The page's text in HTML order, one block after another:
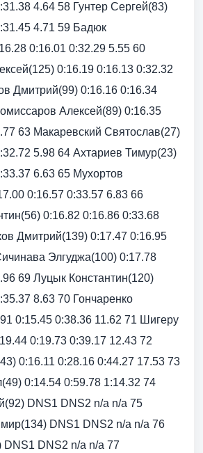
4.64 58 Гунтер Сергей(83)
4.71 59 Бадюк
0:16.01 0:32.29 5.55 60
0:16.19 0:16.13 0:32.32
Дмитрий(99) 0:16.16 0:16.34
Алексей(89) 0:16.35
63 Макаревский Святослав(27)
5.98 64 Ахтариев Тимур(23)
6.63 65 Мухортов
0:16.57 0:33.57 6.83 66
0:16.82 0:16.86 0:33.68
Дмитрий(139) 0:17.47 0:16.95
Элгуджа(100) 0:17.78
69 Луцык Константин(120)
8.63 70 Гончаренко
0:15.45 0:38.36 11.62 71 Шигеру
0:19.73 0:39.17 12.43 72
0:16.11 0:28.16 0:44.27 17.53 73
0:14.54 0:59.78 1:14.32 74
DNS1 DNS2 n/a n/a 75
DNS1 DNS2 n/a n/a 76
DNS2 n/a n/a 77